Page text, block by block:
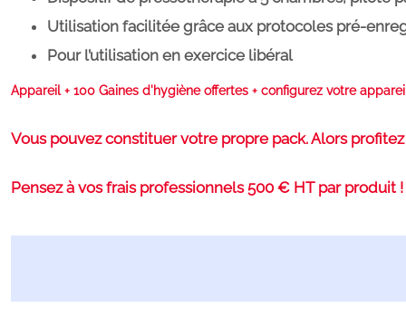
Utilisation facilitée grâce aux protocoles pré-
Pour l’utilisation en exercice libéral
Appareil + 100 Gaines d'hygiène offertes + configurez votre
Vous pouvez constituer votre propre pack. Alors
Pensez à vos frais professionnels 500 € HT par produit !